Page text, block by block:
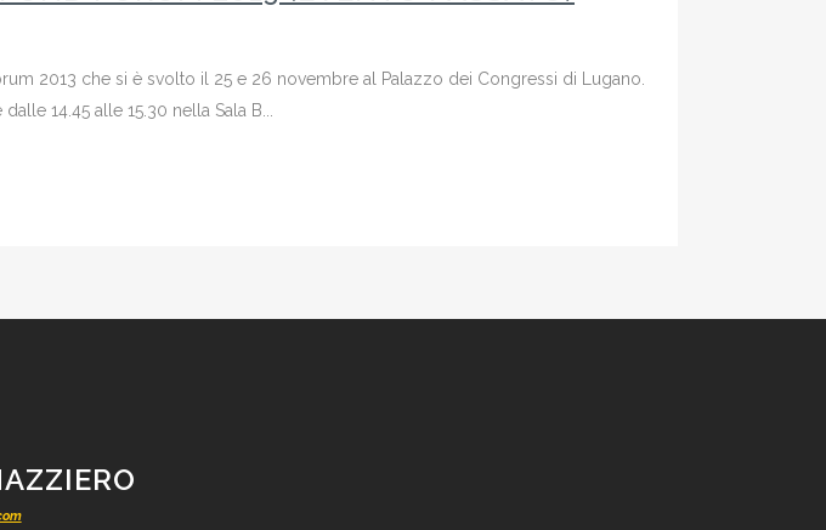
2013 che si è svolto il 25 e 26 novembre al Palazzo dei Congressi di Lugano.
14.45 alle 15.30 nella Sala B...